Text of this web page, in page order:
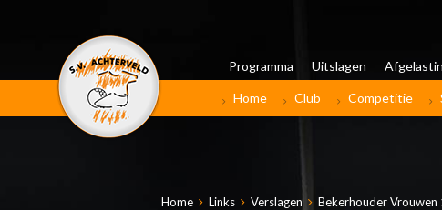
Programma Uitslagen
Home Club Competitie
Home Links Verslagen Bekerhouder